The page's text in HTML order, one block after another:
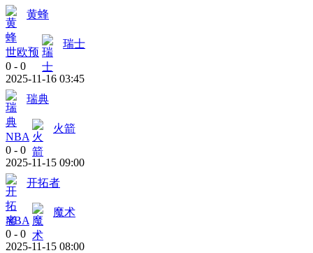
黄蜂
世欧预
瑞士
0 - 0
2025-11-16 03:45
瑞典
NBA
火箭
0 - 0
2025-11-15 09:00
开拓者
NBA
魔术
0 - 0
2025-11-15 08:00